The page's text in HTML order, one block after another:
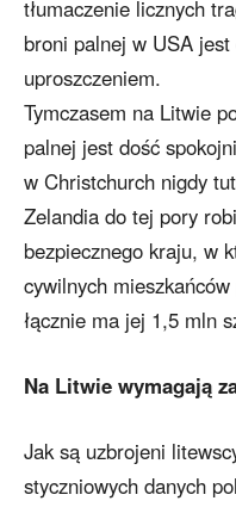
tłumaczenie licznych
broni palnej w USA
uproszczeniem.
Tymczasem na Litwie
palnej jest dość
w Christchurch nigdy
Zelandia do tej pory
bezpiecznego kraju, w
cywilnych
łącznie ma jej 1,5 mln
Na Litwie wymagają
Jak są uzbrojeni
styczniowych danych